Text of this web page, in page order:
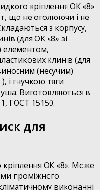
кріплення ОК «8»
що не оголюючи і не
з корпусу,
(для ОК «8» зі
елементом,
клинів (для
(несучим)
і гнучкою тяги
Виготовляються в
ГОСТ 15150.
для
ОК «8». Може
проміжного
виконанні